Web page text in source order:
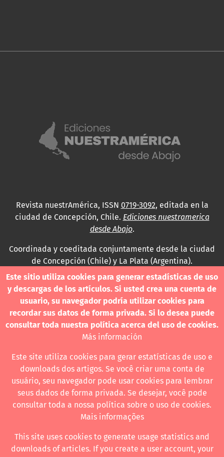
Revista nuestrAmérica, ISSN 0719-3092, editada en la
ciudad de Concepción, Chile. Ediciones nuestramerica
desde Abajo.
Coordinada y coeditada conjuntamente desde la ciudad
de Concepción (Chile) y La Plata (Argentina).
Para consultas técnicas utilice
contacto@revistanuestramerica.cl
Toda comunicación respecto a los envíos se deben
realizar a través del OJS.
Revista nuestrAmérica publica exclusivamente bajo una
licencia internacional
Creative Commons Atribución-
NoComercial-CompartirIgual 4.0
Revista nuestrAmérica ha acordado usar el visor de JATS Studio
Este sitio utiliza cookies para generar estadísticas de uso
y descargas de los artículos. Si usted crea una cuenta de
usuario, su navegador podría utilizar cookies para
recordar sus datos de forma privada. Si lo desea puede
consultar toda nuestra política acerca del uso de cookies.
Más información
Este site utiliza cookies para gerar estatísticas de uso e
downloads dos artigos. Se você criar uma conta de
usuário, seu navegador pode usar cookies para lembrar
seus dados de forma privada. Se desejar, você pode
consultar toda a nossa política sobre o uso de cookies.
Mais informações
This site uses cookies to generate usage statistics and
downloads of articles. If you create a user account, your